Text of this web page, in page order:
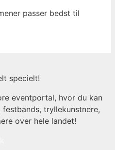
passer bedst til
specielt!
eventportal, hvor du kan
tryllekunstnere,
over hele landet!